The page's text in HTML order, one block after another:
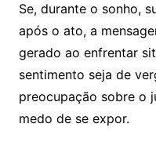
Se, durante o sonho,
após o ato, a
gerado ao enfrentar
sentimento seja de
preocupação sobre o
medo de se expor.